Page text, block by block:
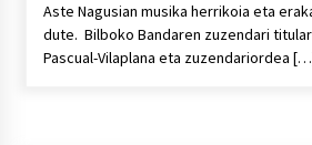
Aste Nagusian musika herrikoia eta
dute. Bilboko Bandaren zuzendari
Pascual-Vilaplana eta zuzendariordea